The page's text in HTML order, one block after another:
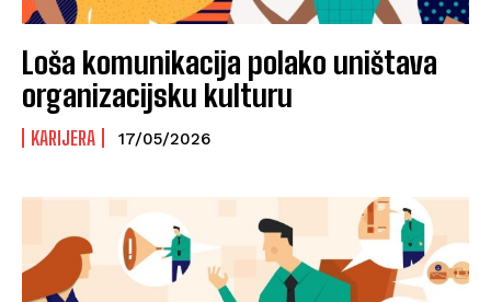
Loša komunikacija polako uništava
organizacijsku kulturu
KARIJERA 17/05/2026